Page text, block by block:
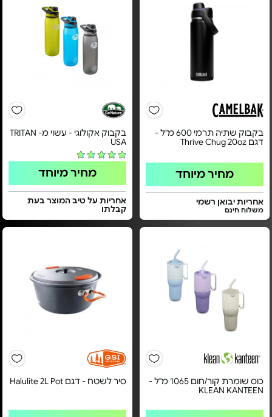
בקבוק שתיה תרמי 600 מ"ל -
דגם Thrive Chug 20oz
מחיר מיוחד
אחריות יבואן רשמי
משלוח חינם
בקבוק אקולוגי - עשוי מ- TRITAN
USA
מחיר מיוחד
אחריות על טיב המוצר בעת
קבלתו
כוס שומרת קור/חום 1065 מ"ל -
KLEAN KANTEEN
סיר לשטח - דגם Halulite 2L Pot